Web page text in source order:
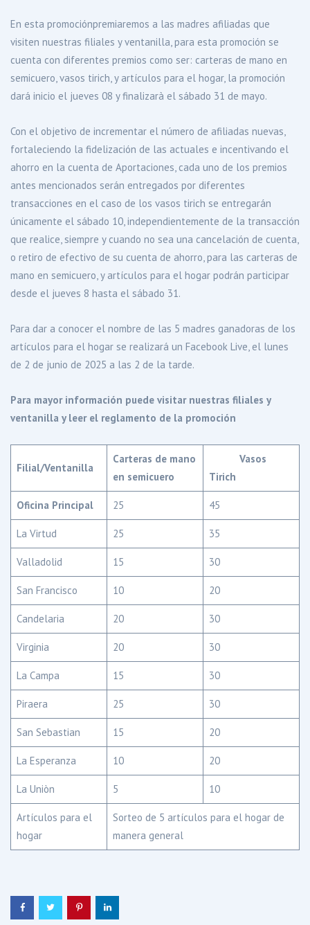
En esta promociónpremiaremos a las madres afiliadas que
visiten nuestras filiales y ventanilla, para esta promoción se
cuenta con diferentes premios como ser: carteras de mano en
semicuero, vasos tirich, y artículos para el hogar, la promoción
dará inicio el jueves 08 y finalizarà el sábado 31 de mayo.
Con el objetivo de incrementar el número de afiliadas nuevas,
fortaleciendo la fidelización de las actuales e incentivando el
ahorro en la cuenta de Aportaciones, cada uno de los premios
antes mencionados serán entregados por diferentes
transacciones en el caso de los vasos tirich se entregarán
únicamente el sábado 10, independientemente de la transacción
que realice, siempre y cuando no sea una cancelación de cuenta,
o retiro de efectivo de su cuenta de ahorro, para las carteras de
mano en semicuero, y artículos para el hogar podrán participar
desde el jueves 8 hasta el sábado 31.
Para dar a conocer el nombre de las 5 madres ganadoras de los
artículos para el hogar se realizará un Facebook Live, el lunes
de 2 de junio de 2025 a las 2 de la tarde.
Para mayor información puede visitar nuestras filiales y
ventanilla y leer el reglamento de la promoción
Filial/Ventanilla
Carteras de mano
en semicuero
Vasos
Tirich
Oficina Principal 25 45
La Virtud 25 35
Valladolid 15 30
San Francisco 10 20
Candelaria 20 30
Virginia 20 30
La Campa 15 30
Piraera 25 30
San Sebastian 15 20
La Esperanza 10 20
La Uniòn 5 10
Artículos para el
hogar
Sorteo de 5 artículos para el hogar de
manera general